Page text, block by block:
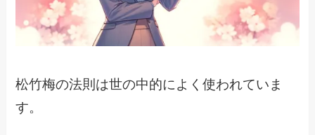
松竹梅の法則は世の中的によく使われていま
す。